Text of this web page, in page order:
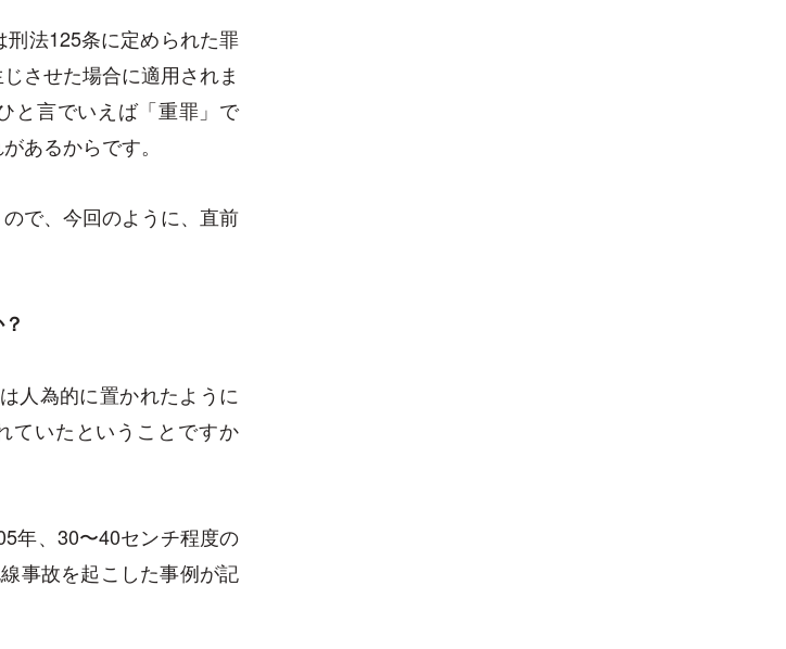
法125条に定められた罪
させた場合に適用されま
と言でいえば「重罪」で
あるからです。
で、今回のように、直前
人為的に置かれたように
ていたということですか
年、30〜40センチ程度の
事故を起こした事例が記